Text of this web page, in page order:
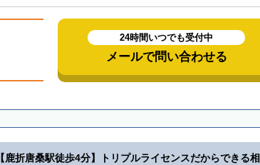
24時間いつでも受付中
メールで問い合わせる
【鹿折唐桑駅徒歩4分】トリプルライセンスだからできる相